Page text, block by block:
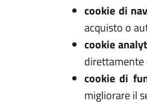
cookie di
acquisto o
cookie
direttamente
cookie di
migliorare il